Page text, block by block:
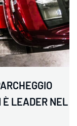
È LEADER NEL